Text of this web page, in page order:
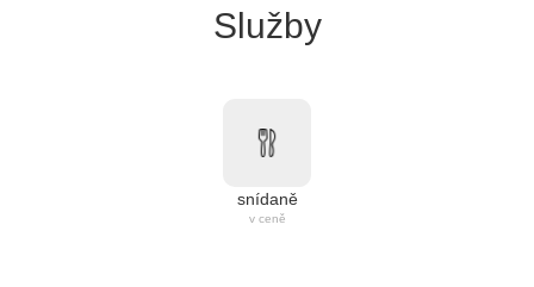
Služby
snídaně
v ceně